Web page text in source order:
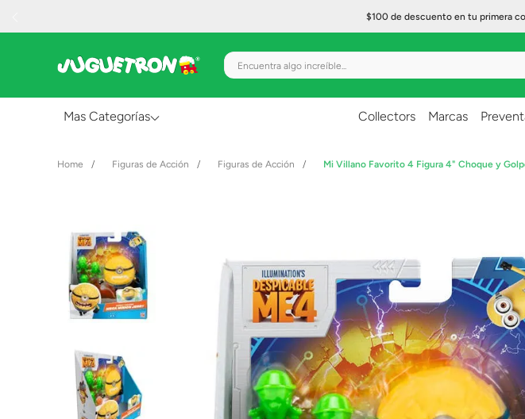
$100 de descuento en tu primera
Encuentra algo increíble...
Mas Categorías
Creatividad y Arte
Figuras de Acción
Gadgets y Electrónicos
Lanzadores
Muñecas
Collectors Marcas
Figuras de Acción Figuras de Acción Mi Villano Favorito 4 Figura 4" Choque y